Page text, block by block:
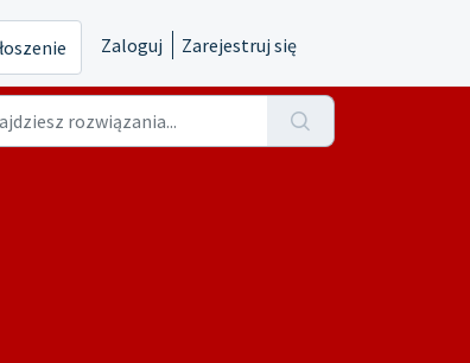
Zaloguj Zarejestruj się